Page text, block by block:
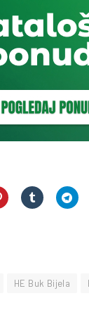
HE Buk Bijela